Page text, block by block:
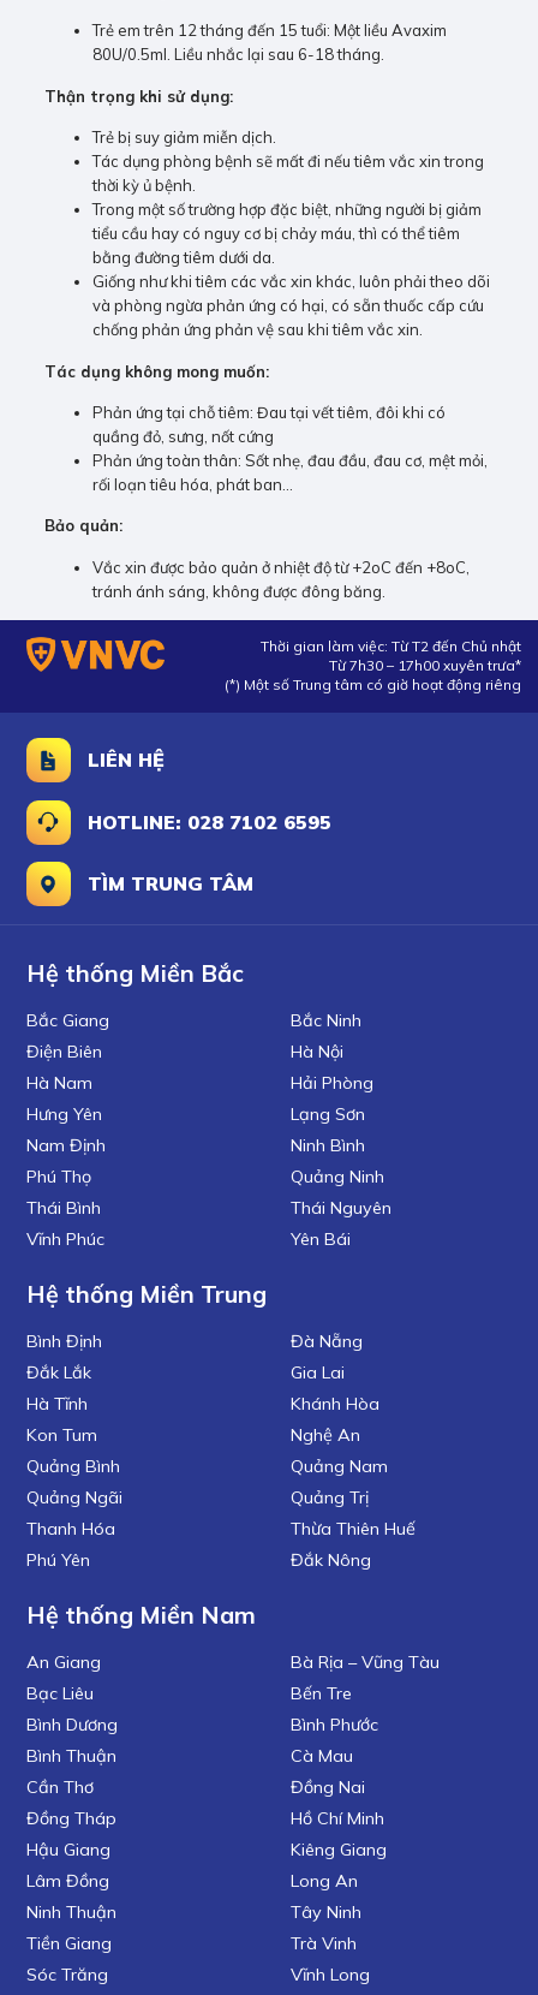
Trẻ em trên 12 tháng đến 15 tuổi: Một liều Avaxim
80U/0.5ml. Liều nhắc lại sau 6-18 tháng.
Thận trọng khi sử dụng:
Trẻ bị suy giảm miễn dịch.
Tác dụng phòng bệnh sẽ mất đi nếu tiêm vắc xin trong
thời kỳ ủ bệnh.
Trong một số trường hợp đặc biệt, những người bị giảm
tiểu cầu hay có nguy cơ bị chảy máu, thì có thể tiêm
bằng đường tiêm dưới da.
Giống như khi tiêm các vắc xin khác, luôn phải theo dõi
và phòng ngừa phản ứng có hại, có sẵn thuốc cấp cứu
chống phản ứng phản vệ sau khi tiêm vắc xin.
Tác dụng không mong muốn:
Phản ứng tại chỗ tiêm: Đau tại vết tiêm, đôi khi có
quầng đỏ, sưng, nốt cứng
Phản ứng toàn thân: Sốt nhẹ, đau đầu, đau cơ, mệt mỏi,
rối loạn tiêu hóa, phát ban…
Bảo quản:
Vắc xin được bảo quản ở nhiệt độ từ +2oC đến +8oC,
tránh ánh sáng, không được đông băng.
Thời gian làm việc: Từ T2 đến Chủ nhật
Từ 7h30 – 17h00 xuyên trưa*
(*) Một số Trung tâm có giờ hoạt động riêng
LIÊN HỆ
HOTLINE: 028 7102 6595
TÌM TRUNG TÂM
Hệ thống Miền Bắc
Bắc Giang
Điện Biên
Hà Nam
Hưng Yên
Nam Định
Phú Thọ
Thái Bình
Vĩnh Phúc
Bắc Ninh
Hà Nội
Hải Phòng
Lạng Sơn
Ninh Bình
Quảng Ninh
Thái Nguyên
Yên Bái
Hệ thống Miền Trung
Bình Định
Đắk Lắk
Hà Tĩnh
Kon Tum
Quảng Bình
Quảng Ngãi
Thanh Hóa
Phú Yên
Đà Nẵng
Gia Lai
Khánh Hòa
Nghệ An
Quảng Nam
Quảng Trị
Thừa Thiên Huế
Đắk Nông
Hệ thống Miền Nam
An Giang
Bạc Liêu
Bình Dương
Bình Thuận
Cần Thơ
Đồng Tháp
Hậu Giang
Lâm Đồng
Ninh Thuận
Tiền Giang
Sóc Trăng
Bà Rịa – Vũng Tàu
Bến Tre
Bình Phước
Cà Mau
Đồng Nai
Hồ Chí Minh
Kiêng Giang
Long An
Tây Ninh
Trà Vinh
Vĩnh Long